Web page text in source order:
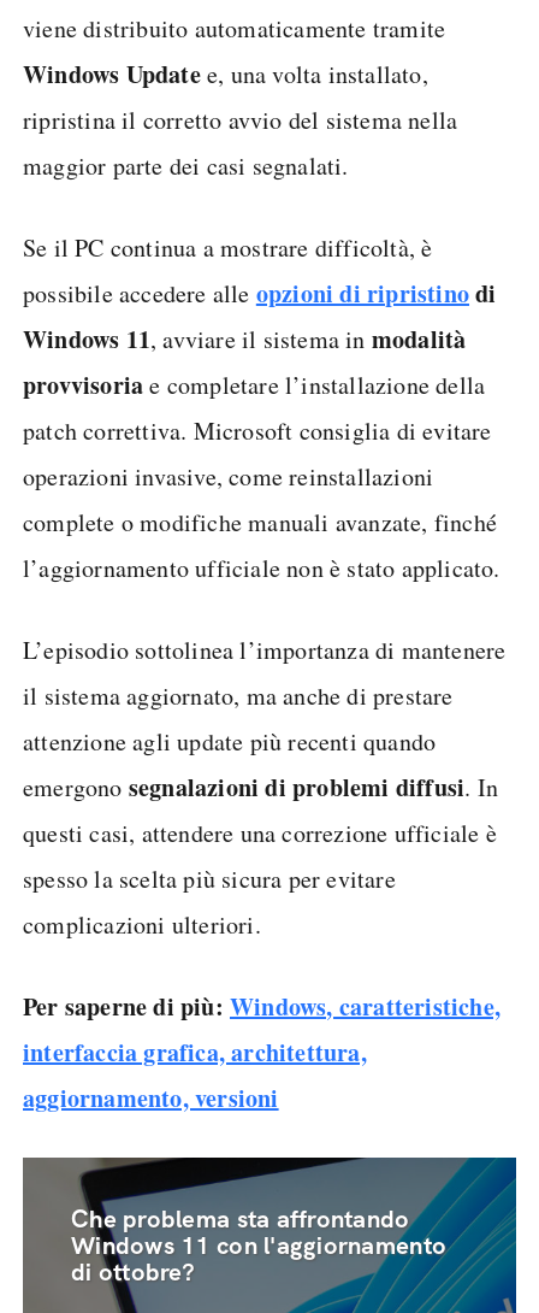
viene distribuito automaticamente tramite
Windows Updatee, una volta installato,
ripristina il corretto avvio del sistema nella
maggior parte dei casi segnalati.
Se il PC continua a mostrare difficoltà, è
possibile accedere alle opzioni di ripristinodi
Windows 11, avviare il sistema in modalità
provvisoriae completare l’installazione della
patch correttiva. Microsoft consiglia di evitare
operazioni invasive, come reinstallazioni
complete o modifiche manuali avanzate, finché
l’aggiornamento ufficiale non è stato applicato.
L’episodio sottolinea l’importanza di mantenere
il sistema aggiornato, ma anche di prestare
attenzione agli update più recenti quando
emergono segnalazioni di problemi diffusi. In
questi casi, attendere una correzione ufficiale è
spesso la scelta più sicura per evitare
complicazioni ulteriori.
Per saperne di più: Windows, caratteristiche,
interfaccia grafica, architettura,
aggiornamento, versioni
Che problema sta affrontando
Windows 11 con l'aggiornamento
di ottobre?